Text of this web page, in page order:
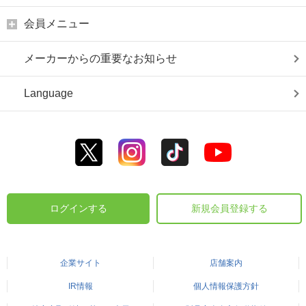
会員メニュー
メーカーからの重要なお知らせ
Language
ログインする 新規会員登録する
企業サイト 店舗案内
IR情報 個人情報保護方針